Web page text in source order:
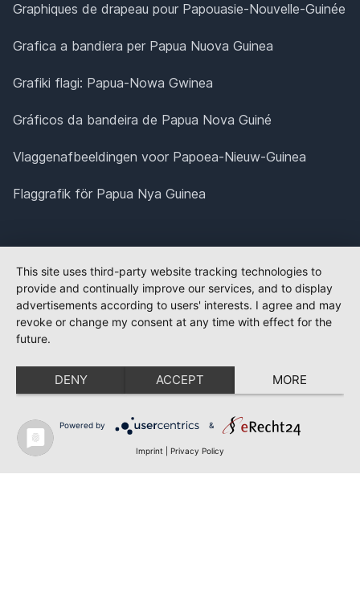
Graphiques de drapeau pour Papouasie-Nouvelle-Guinée
Grafica a bandiera per Papua Nuova Guinea
Grafiki flagi: Papua-Nowa Gwinea
Gráficos da bandeira de Papua Nova Guiné
Vlaggenafbeeldingen voor Papoea-Nieuw-Guinea
Flaggrafik för Papua Nya Guinea
This site uses third-party website tracking technologies to
provide and continually improve our services, and to display
advertisements according to users' interests. I agree and may
revoke or change my consent at any time with effect for the
future.
DENY ACCEPT MORE
Powered by &
Imprint Privacy Policy